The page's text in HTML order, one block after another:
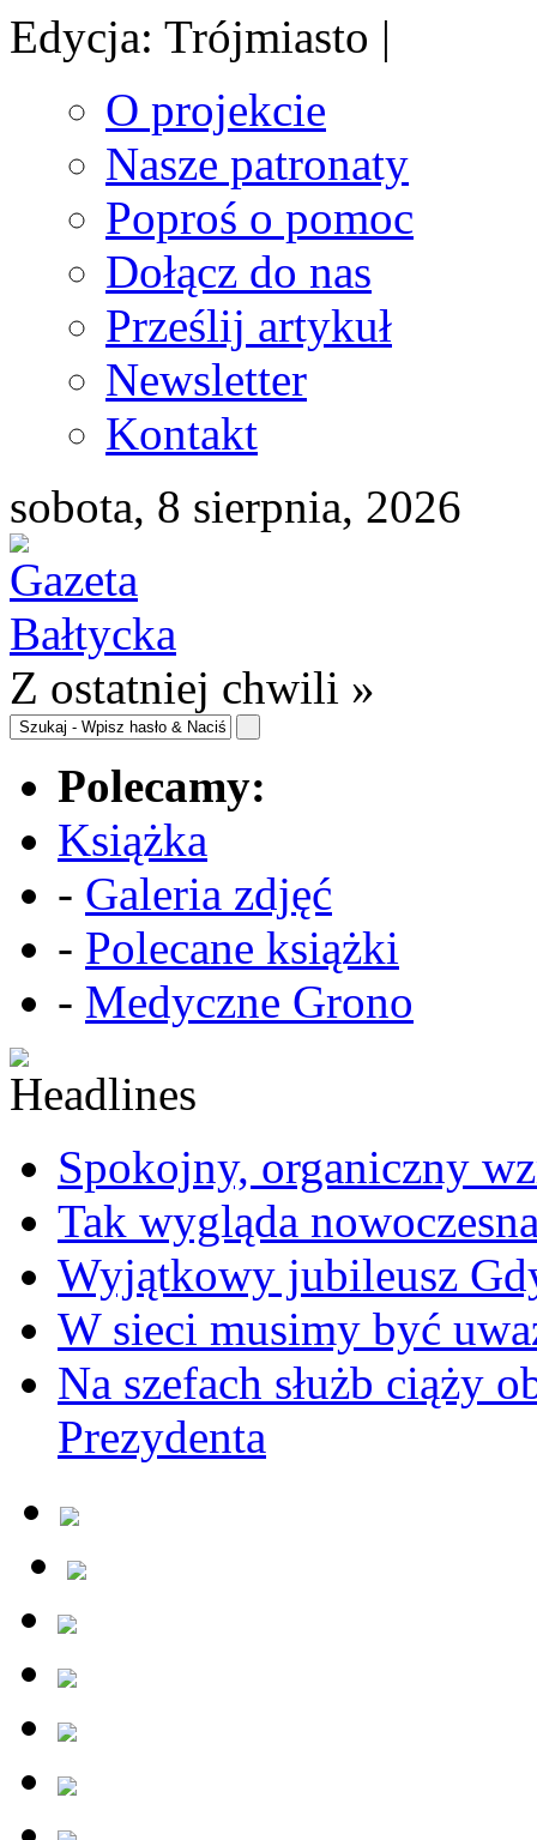
Edycja: Trójmiasto |
O projekcie
Nasze patronaty
Poproś o pomoc
Dołącz do nas
Prześlij artykuł
Newsletter
Kontakt
sobota, 8 sierpnia, 2026
Z ostatniej chwili »
Polecamy:
Książka
- Galeria zdjęć
- Polecane książki
- Medyczne Grono
Spokojny, organiczny
Tak wygląda
Wyjątkowy jubileusz
W sieci musimy być
Na szefach służb ciąży
Prezydenta